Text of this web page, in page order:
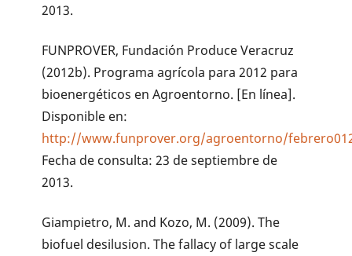
2013.
FUNPROVER, Fundación Produce Veracruz
(2012b). Programa agrícola para 2012 para
bioenergéticos en Agroentorno. [En línea].
Disponible en:
http://www.funprover.org/agroentorno/
Fecha de consulta: 23 de septiembre de
2013.
Giampietro, M. and Kozo, M. (2009). The
biofuel desilusion. The fallacy of large scale